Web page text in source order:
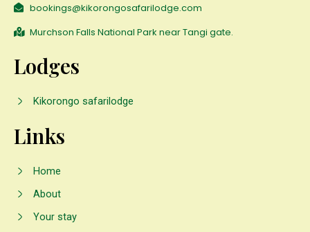
bookings@kikorongosafarilodge.com
Murchson Falls National Park near Tangi gate.
Lodges
Kikorongo safarilodge
Links
Home
About
Your stay